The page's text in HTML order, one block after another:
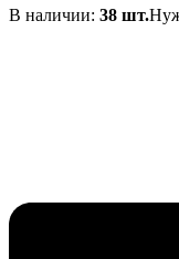
составляла
520₽.
В наличии: 38 шт.